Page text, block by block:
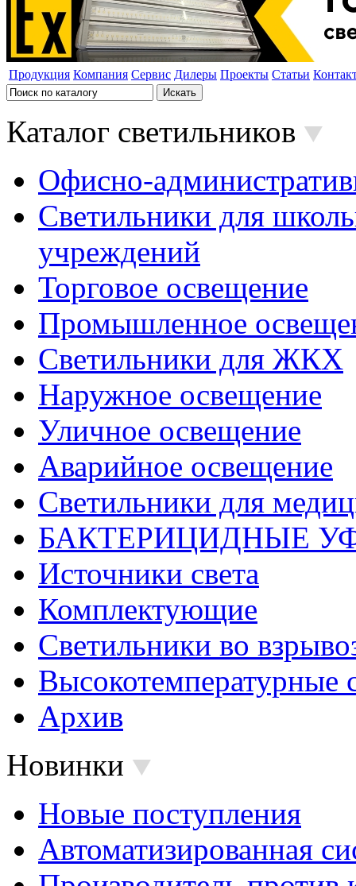
Продукция Компания Сервис Дилеры Проекты Статьи
Каталог светильников
Офисно-
Светильники для
учреждений
Торговое освещение
Промышленное
Светильники для ЖКХ
Наружное освещение
Уличное освещение
Аварийное освещение
Светильники для
БАКТЕРИЦИДНЫЕ
Источники света
Комплектующие
Светильники во
Высокотемпературные
Архив
Новинки
Новые поступления
Автоматизированная